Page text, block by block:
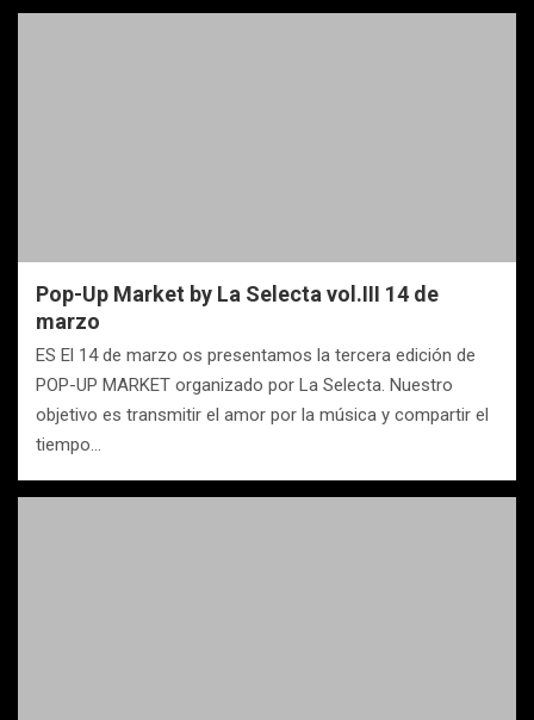
Pop-Up Market by La Selecta vol.III 14 de
marzo
ES El 14 de marzo os presentamos la tercera edición de
POP-UP MARKET organizado por La Selecta. Nuestro
objetivo es transmitir el amor por la música y compartir el
tiempo…